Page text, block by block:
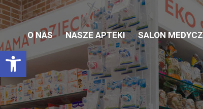
Otwórz pasek narzędzi
O NAS NASZE APTEKI SALON